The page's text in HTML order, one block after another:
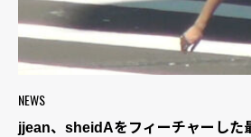
NEWS
jjean、sheidAをフィーチャーした